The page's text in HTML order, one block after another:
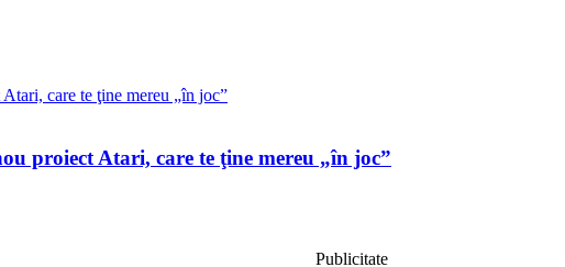
proiect Atari, care te ţine mereu „în joc”
Publicitate